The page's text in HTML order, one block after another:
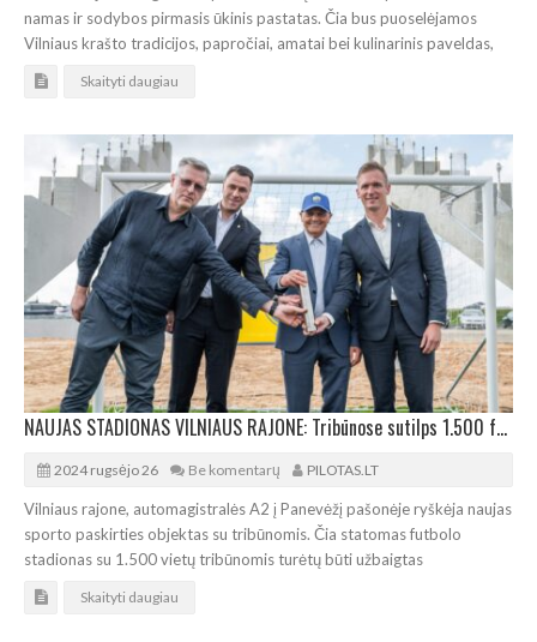
namas ir sodybos pirmasis ūkinis pastatas. Čia bus puoselėjamos
Vilniaus krašto tradicijos, papročiai, amatai bei kulinarinis paveldas,
Skaityti daugiau
NAUJAS STADIONAS VILNIAUS RAJONE: Tribūnose sutilps 1.500 futbolo žiūrovų
2024 rugsėjo 26 Be komentarų PILOTAS.LT
Vilniaus rajone, automagistralės A2 į Panevėžį pašonėje ryškėja naujas
sporto paskirties objektas su tribūnomis. Čia statomas futbolo
stadionas su 1.500 vietų tribūnomis turėtų būti užbaigtas
Skaityti daugiau